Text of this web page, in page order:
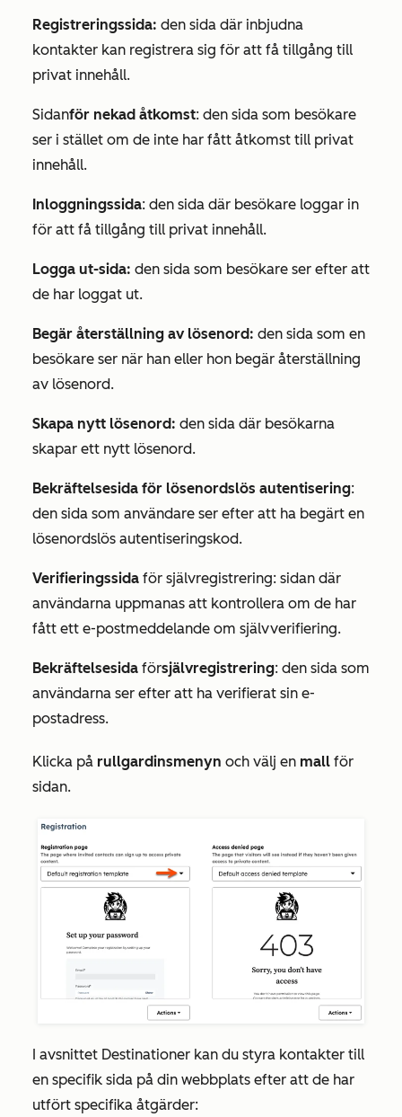
Registreringssida: den sida där inbjudna
kontakter kan registrera sig för att få tillgång till
privat innehåll.
Sidanför nekad åtkomst: den sida som besökare
ser i stället om de inte har fått åtkomst till privat
innehåll.
Inloggningssida: den sida där besökare loggar in
för att få tillgång till privat innehåll.
Logga ut-sida: den sida som besökare ser efter att
de har loggat ut.
Begär återställning av lösenord: den sida som en
besökare ser när han eller hon begär återställning
av lösenord.
Skapa nytt lösenord: den sida där besökarna
skapar ett nytt lösenord.
Bekräftelsesida för lösenordslös autentisering:
den sida som användare ser efter att ha begärt en
lösenordslös autentiseringskod.
Verifieringssida för självregistrering: sidan där
användarna uppmanas att kontrollera om de har
fått ett e-postmeddelande om självverifiering.
Bekräftelsesida försjälvregistrering: den sida som
användarna ser efter att ha verifierat sin e-
postadress.
Klicka på rullgardinsmenyn och välj en mall för
sidan.
I avsnittet Destinationer kan du styra kontakter till
en specifik sida på din webbplats efter att de har
utfört specifika åtgärder: